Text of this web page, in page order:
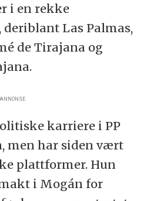
i en rekke
Las Palmas,
de Tirajana og
ANNONSE
karriere i PP
men har siden vært
plattformer. Hun
i Mogán for